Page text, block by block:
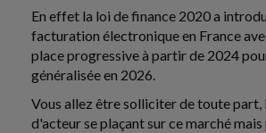
En effet la loi de finance 2020 a
facturation électronique en France
place progressive à partir de 2024
généralisée en 2026.
Vous allez être solliciter de toute part,
d'acteur se plaçant sur ce marché